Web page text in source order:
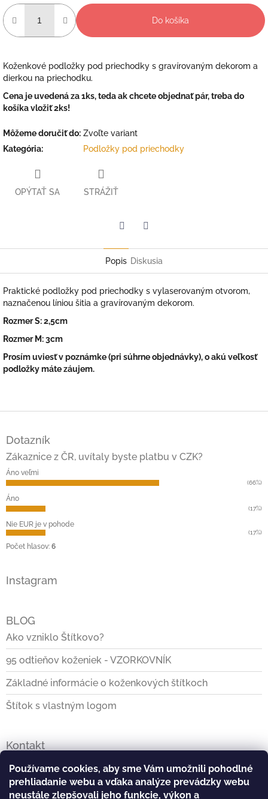
Používame cookies, aby sme Vám umožnili pohodlné
prehliadanie webu a vďaka analýze prevádzky webu
neustále zlepšovali jeho funkcie, výkon a
Do košíka
Koženkové podložky pod priechodky s gravírovaným dekorom a
dierkou na priechodku.
Cena je uvedená za 1ks, teda ak chcete objednať pár, treba do
košíka vložiť 2ks!
Môžeme doručiť do: Zvoľte variant
Kategória: Podložky pod priechodky
OPÝTAŤ SA STRÁŽIŤ
Popis Diskusia
Praktické podložky pod priechodky s vylaserovaným otvorom,
naznačenou líniou šitia a gravírovaným dekorom.
Rozmer S: 2,5cm
Rozmer M: 3cm
Prosím uviesť v poznámke (pri súhrne objednávky), o akú veľkosť
podložky máte záujem.
e
Dotazník
Zákaznice z ČR, uvítaly byste platbu v CZK?
Áno veľmi
(66%)
Áno
(17%)
Nie EUR je v pohode
(17%)
Počet hlasov: 6
Instagram
BLOG
Ako vzniklo Štítkovo?
95 odtieňov koženiek - VZORKOVNÍK
Základné informácie o koženkových štítkoch
Štítok s vlastným logom
Kontakt
info@stitkovo.sk
0903928140